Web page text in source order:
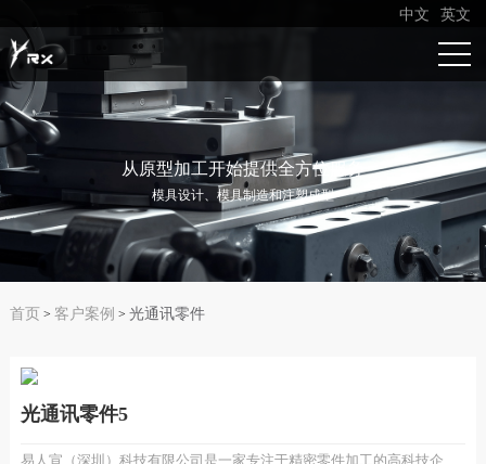
中文 英文
从原型加工开始提供全方位服务
模具设计、模具制造和注塑成型
首页 > 客户案例 > 光通讯零件
光通讯零件5
易人宣（深圳）科技有限公司是一家专注于精密零件加工的高科技企